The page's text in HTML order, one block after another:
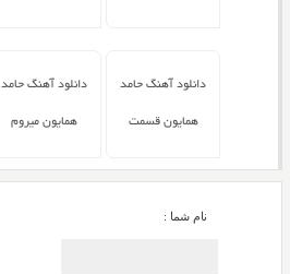
دانلود آهنگ حامد
همایون قسمت
دانلود آهنگ حامد
همایون میروم
نام شما :